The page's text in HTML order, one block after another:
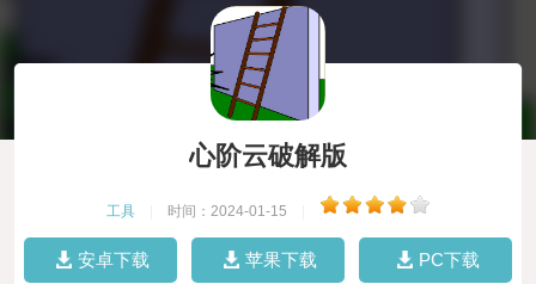
心阶云破解版
工具 时间：2024-01-15
安卓下载 苹果下载 PC下载